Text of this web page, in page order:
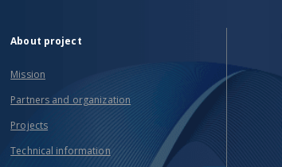
About project
Mission
Partners and organization
Projects
Technical information